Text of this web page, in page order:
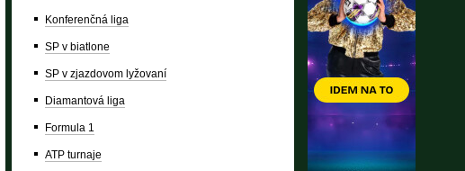
Konferenčná liga
SP v biatlone
SP v zjazdovom lyžovaní
Diamantová liga
Formula 1
ATP turnaje